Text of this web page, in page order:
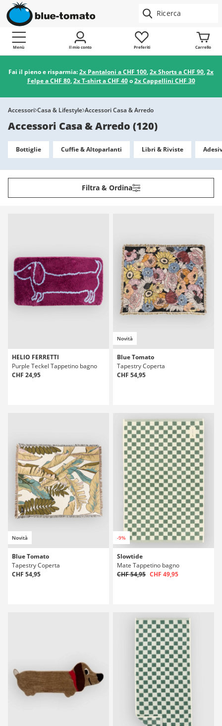
Menù Il mio conto Preferiti Carrello
Fai il pieno e risparmia:2x Pantaloni a CHF 100,2x Shorts a CHF 90,2x
Felpe a CHF 80,2x T-shirt a CHF 40o2x Cappellini CHF 30
Accessori Casa & Lifestyle Accessori Casa & Arredo
Accessori Casa & Arredo (120)
Bottiglie Cuffie & Altoparlanti Libri & Riviste
Filtra & Ordina
HELIO FERRETTI
Purple Teckel Tappetino bagno
CHF 24,95
Novità
Blue Tomato
Tapestry Coperta
CHF 54,95
Novità
Blue Tomato
Tapestry Coperta
CHF 54,95
-9%
Slowtide
Mate Tappetino bagno
CHF 54,95 CHF 49,95